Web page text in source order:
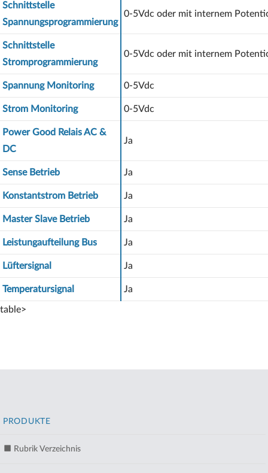
Schnittstelle
Spannungsprogrammierung
0-5Vdc oder mit internem
Schnittstelle
Stromprogrammierung
0-5Vdc oder mit internem
Spannung Monitoring 0-5Vdc
Strom Monitoring 0-5Vdc
Power Good Relais AC &
DC
Ja
Sense Betrieb Ja
Konstantstrom Betrieb Ja
Master Slave Betrieb Ja
Leistungaufteilung Bus Ja
Lüftersignal Ja
Temperatursignal Ja
table>
PRODUKTE
Rubrik Verzeichnis